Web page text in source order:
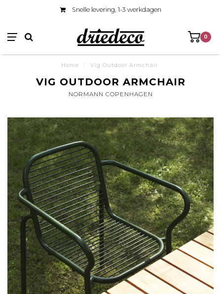
Snelle levering, 1-3 werkdagen
0
Home Vig Outdoor Armchair
VIG OUTDOOR ARMCHAIR
NORMANN COPENHAGEN